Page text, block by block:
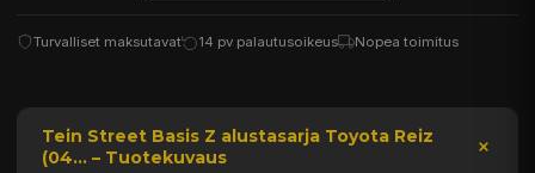
Turvalliset maksutavat 14 pv palautusoikeus Nopea toimitus
Tein Street Basis Z alustasarja Toyota Reiz
(04... – Tuotekuvaus